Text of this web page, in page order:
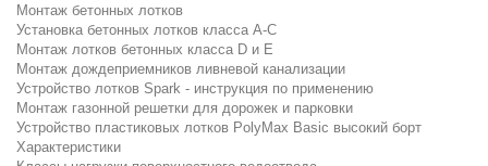
Монтаж бетонных лотков
Установка бетонных лотков класса A-C
Монтаж лотков бетонных класса D и E
Монтаж дождеприемников ливневой канализации
Устройство лотков Spark - инструкция по применению
Монтаж газонной решетки для дорожек и парковки
Устройство пластиковых лотков PolyMax Basic высокий борт
Характеристики